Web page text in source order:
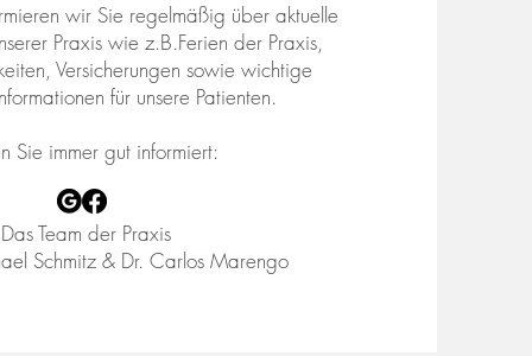
wir Sie regelmäßig über aktuelle
Praxis wie z.B.Ferien der Praxis,
Versicherungen sowie wichtige
für unsere Patienten.
Sie immer gut informiert:
Das Team der Praxis
Schmitz & Dr. Carlos Marengo